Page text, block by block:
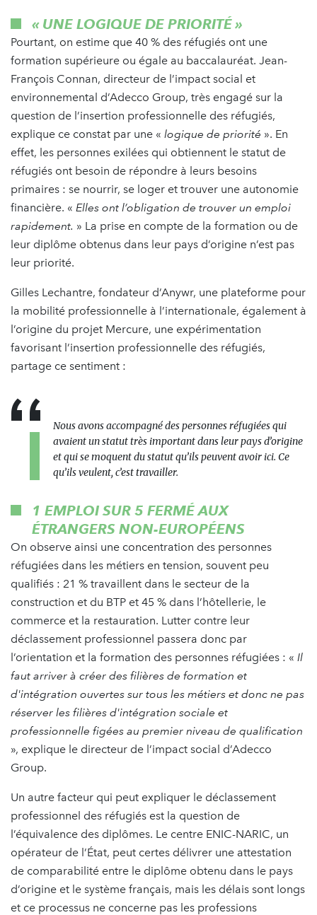
« UNE LOGIQUE DE PRIORITÉ»
Pourtant, on estime que 40 % des réfugiés ont une
formation supérieure ou égale au baccalauréat. Jean-
François Connan, directeur de l’impact social et
environnemental d’Adecco Group, très engagé sur la
question de l’insertion professionnelle des réfugiés,
explique ce constat par une « logique de priorité ». En
effet, les personnes exilées qui obtiennent le statut de
réfugiés ont besoin de répondre à leurs besoins
primaires : se nourrir, se loger et trouver une autonomie
financière. « Elles ont l’obligation de trouver un emploi
rapidement. » La prise en compte de la formation ou de
leur diplôme obtenus dans leur pays d’origine n’est pas
leur priorité.
Gilles Lechantre, fondateur d’Anywr, une plateforme pour
la mobilité professionnelle à l’internationale, également à
l’origine du projet Mercure, une expérimentation
favorisant l’insertion professionnelle des réfugiés,
partage ce sentiment :
Nous avons accompagné des personnes réfugiées qui
avaient un statut très important dans leur pays d’origine
et qui se moquent du statut qu’ils peuvent avoir ici. Ce
qu’ils veulent, c’est travailler.
1 EMPLOI SUR 5 FERMÉ AUX
ÉTRANGERS NON-EUROPÉENS
On observe ainsi une concentration des personnes
réfugiées dans les métiers en tension, souvent peu
qualifiés : 21 % travaillent dans le secteur de la
construction et du BTP et 45 % dans l’hôtellerie, le
commerce et la restauration. Lutter contre leur
déclassement professionnel passera donc par
l’orientation et la formation des personnes réfugiées : « Il
faut arriver à créer des filières de formation et
d'intégration ouvertes sur tous les métiers et donc ne pas
réserver les filières d'intégration sociale et
professionnelle figées au premier niveau de qualification
», explique le directeur de l’impact social d’Adecco
Group.
Un autre facteur qui peut expliquer le déclassement
professionnel des réfugiés est la question de
l’équivalence des diplômes. Le centre ENIC-NARIC, un
opérateur de l’État, peut certes délivrer une attestation
de comparabilité entre le diplôme obtenu dans le pays
d’origine et le système français, mais les délais sont longs
et ce processus ne concerne pas les professions